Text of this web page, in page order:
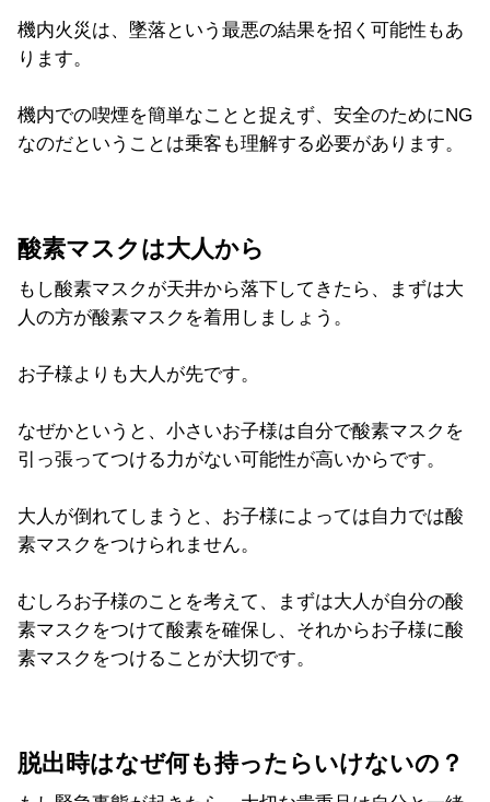
機内火災は、墜落という最悪の結果を招く可能性もあ
ります。
機内での喫煙を簡単なことと捉えず、安全のためにNG
なのだということは乗客も理解する必要があります。
酸素マスクは大人から
もし酸素マスクが天井から落下してきたら、まずは大
人の方が酸素マスクを着用しましょう。
お子様よりも大人が先です。
なぜかというと、小さいお子様は自分で酸素マスクを
引っ張ってつける力がない可能性が高いからです。
大人が倒れてしまうと、お子様によっては自力では酸
素マスクをつけられません。
むしろお子様のことを考えて、まずは大人が自分の酸
素マスクをつけて酸素を確保し、それからお子様に酸
素マスクをつけることが大切です。
脱出時はなぜ何も持ったらいけないの？